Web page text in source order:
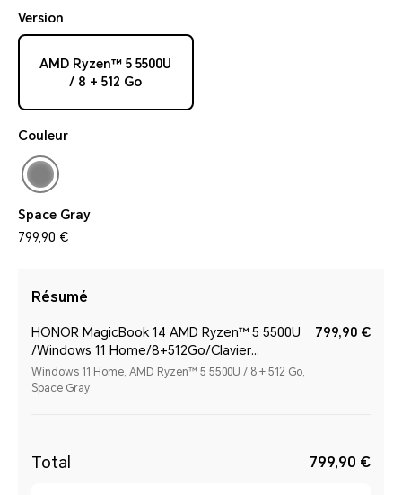
Version
AMD Ryzen™ 5 5500U
/ 8 + 512 Go
Couleur
Space Gray
799,90 €
Résumé
HONOR MagicBook 14 AMD Ryzen™ 5 5500U
/Windows 11 Home/8+512Go/Clavier
AZERTY/Space Gray
Windows 11 Home, AMD Ryzen™ 5 5500U / 8 + 512 Go,
Space Gray
799,90 €
Total 799,90 €